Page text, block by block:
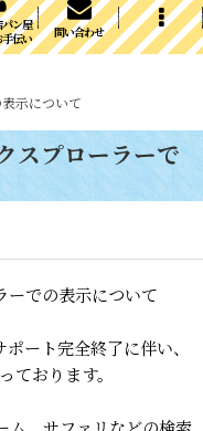
ン屋
伝い
問い合わせ
示について
スプローラーで
ーでの表示について
ート完全終了に伴い、
おります。